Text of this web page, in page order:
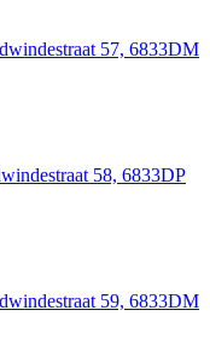
57, 6833DM
58, 6833DP
59, 6833DM